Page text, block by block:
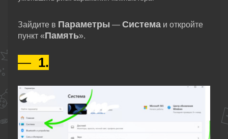
Зайдите в Параметры — Система и откройте
пункт «Память».
— 1.